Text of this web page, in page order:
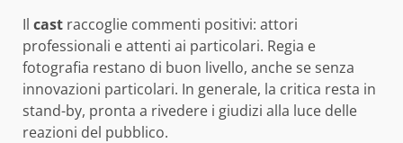
Il cast raccoglie commenti positivi: attori
professionali e attenti ai particolari. Regia e
fotografia restano di buon livello, anche se senza
innovazioni particolari. In generale, la critica resta in
stand-by, pronta a rivedere i giudizi alla luce delle
reazioni del pubblico.